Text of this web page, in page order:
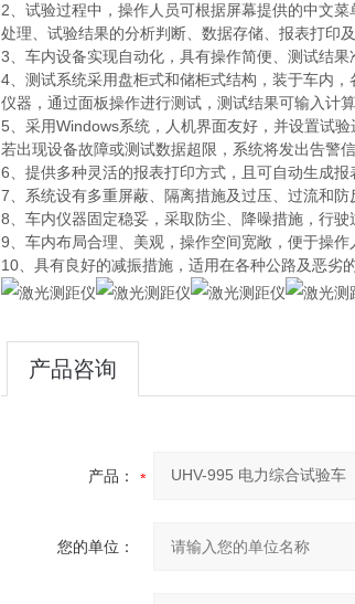
2、试验过程中，操作人员可根据屏幕提供的中文
处理、试验结果的分析判断、数据存储、报表打印
3、车内设备实现自动化，具有操作简便、测试结果
4、测试系统采用盘柜式和储柜式结构，装于车内
仪器，通过面板操作进行测试，测试结果可输入计
5、采用Windows系统，人机界面友好，并设置试
若出现设备故障或测试数据超限，系统将发出告警
6、提供多种灵活的报表打印方式，且可自动生成
7、系统设有多重屏蔽、隔离措施及过压、过流和
8、车内仪器固定稳妥，采取防尘、降噪措施，行驶
9、车内布局合理、美观，操作空间宽敞，便于操
10、具有良好的减振措施，适用在各种公路及恶劣
产品咨询
产品：
您的单位：